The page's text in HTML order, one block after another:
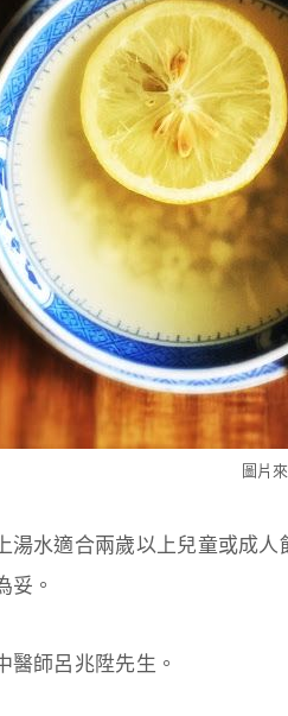
圖片
湯水適合兩歲以上兒童或成
妥。
醫師呂兆陞先生。